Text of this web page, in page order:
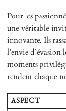
Pour les
une véritable
innovante. Ils
l’envie
moments
rendent chaque
ASPECT